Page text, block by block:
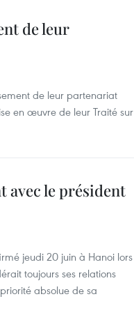
de leur
de leur partenariat
en œuvre de leur Traité sur
avec le président
jeudi 20 juin à Hanoi lors
toujours ses relations
absolue de sa